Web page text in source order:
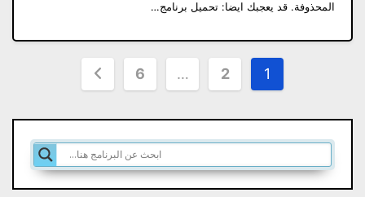
المحذوفة. قد يعجبك ايضا: تحميل برنامج…
تعدد
صفحات
المقالات
1
2
…
6